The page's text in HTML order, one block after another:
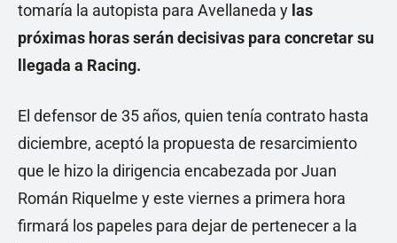
tomaría la autopista para Avellaneda y las
próximas horas serán decisivas para concretar su
llegada a Racing.
El defensor de 35 años, quien tenía contrato hasta
diciembre, aceptó la propuesta de resarcimiento
que le hizo la dirigencia encabezada por Juan
Román Riquelme y este viernes a primera hora
firmará los papeles para dejar de pertenecer a la